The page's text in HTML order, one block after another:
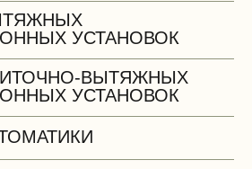
УСТАНОВОК
ВЫТЯЖНЫХ
УСТАНОВОК